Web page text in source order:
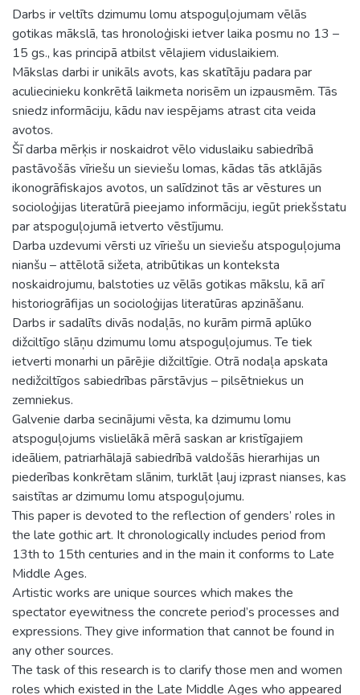
Darbs ir veltīts dzimumu lomu atspoguļojumam vēlās
gotikas mākslā, tas hronoloģiski ietver laika posmu no 13 –
15 gs., kas principā atbilst vēlajiem viduslaikiem.
Mākslas darbi ir unikāls avots, kas skatītāju padara par
aculiecinieku konkrētā laikmeta norisēm un izpausmēm. Tās
sniedz informāciju, kādu nav iespējams atrast cita veida
avotos.
Šī darba mērķis ir noskaidrot vēlo viduslaiku sabiedrībā
pastāvošās vīriešu un sieviešu lomas, kādas tās atklājās
ikonogrāfiskajos avotos, un salīdzinot tās ar vēstures un
socioloģijas literatūrā pieejamo informāciju, iegūt priekšstatu
par atspoguļojumā ietverto vēstījumu.
Darba uzdevumi vērsti uz vīriešu un sieviešu atspoguļojuma
nianšu – attēlotā sižeta, atribūtikas un konteksta
noskaidrojumu, balstoties uz vēlās gotikas mākslu, kā arī
historiogrāfijas un socioloģijas literatūras apzināšanu.
Darbs ir sadalīts divās nodaļās, no kurām pirmā aplūko
dižciltīgo slāņu dzimumu lomu atspoguļojumus. Te tiek
ietverti monarhi un pārējie dižciltīgie. Otrā nodaļa apskata
nedižciltīgos sabiedrības pārstāvjus – pilsētniekus un
zemniekus.
Galvenie darba secinājumi vēsta, ka dzimumu lomu
atspoguļojums vislielākā mērā saskan ar kristīgajiem
ideāliem, patriarhālajā sabiedrībā valdošās hierarhijas un
piederības konkrētam slānim, turklāt ļauj izprast nianses, kas
saistītas ar dzimumu lomu atspoguļojumu.
This paper is devoted to the reflection of genders’ roles in
the late gothic art. It chronologically includes period from
13th to 15th centuries and in the main it conforms to Late
Middle Ages.
Artistic works are unique sources which makes the
spectator eyewitness the concrete period’s processes and
expressions. They give information that cannot be found in
any other sources.
The task of this research is to clarify those men and women
roles which existed in the Late Middle Ages who appeared